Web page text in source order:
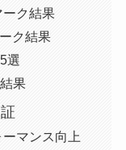
ク結果
ク結果
選
果
マンス向上